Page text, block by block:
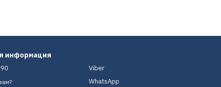
информация
Viber
WhatsApp